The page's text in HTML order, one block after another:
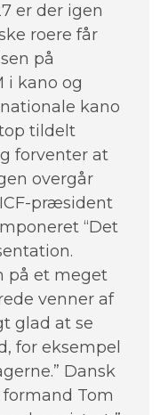
er der igen
roere får
på
i kano og
kano
tildelt
forventer at
overgår
præsident
“Det
på et meget
venner af
glad at se
for eksempel
Dansk
Tom